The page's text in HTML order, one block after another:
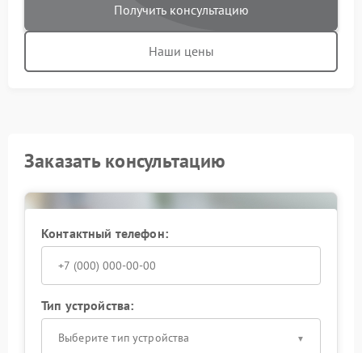
Получить консультацию
Наши цены
Заказать консультацию
Контактный телефон:
Тип устройства:
Выберите тип устройства